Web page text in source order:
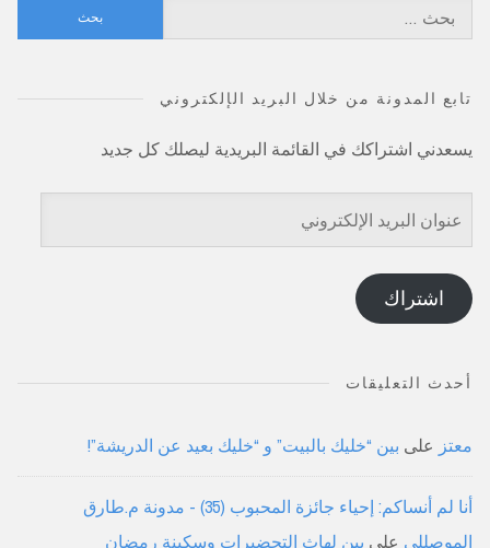
عن:
تابع المدونة من خلال البريد الإلكتروني
يسعدني اشتراكك في القائمة البريدية ليصلك كل جديد
عنوان
البريد
الإلكتروني
اشتراك
أحدث التعليقات
معتز على بين “خليك بالبيت” و “خليك بعيد عن الدريشة”!
أنا لم أنساكم: إحياء جائزة المحبوب (35) - مدونة م.طارق
الموصللي على بين لهاث التحضيرات وسكينة رمضان